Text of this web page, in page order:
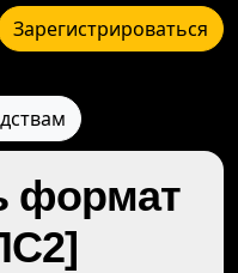
Зарегистрироваться
формат